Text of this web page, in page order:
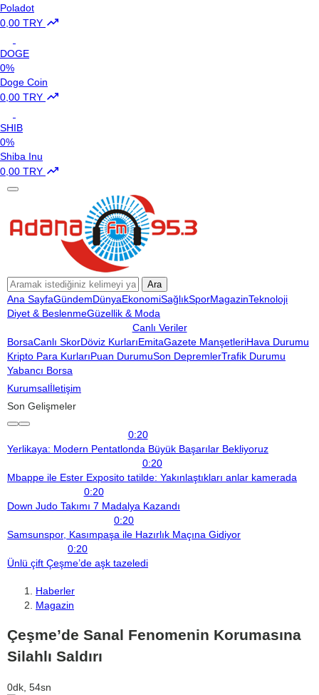
Poladot
0,00 TRY
DOGE
0%
Doge Coin
0,00 TRY
SHIB
0%
Shiba Inu
0,00 TRY
Ara
Ana SayfaGündemDünyaEkonomiSağlıkSporMagazinTeknoloji
Diyet & BeslenmeGüzellik & Moda
Canlı Veriler
BorsaCanlı SkorDöviz KurlarıEmitaGazete ManşetleriHava Durumu
Kripto Para KurlarıPuan DurumuSon DepremlerTrafik Durumu
Yabancı Borsa
Kurumsalİletişim
Son Gelişmeler
0:20
Yerlikaya: Modern Pentatlonda Büyük Başarılar Bekliyoruz
0:20
Mbappe ile Ester Exposito tatilde: Yakınlaştıkları anlar kamerada
0:20
Down Judo Takımı 7 Madalya Kazandı
0:20
Samsunspor, Kasımpaşa ile Hazırlık Maçına Gidiyor
0:20
Ünlü çift Çeşme’de aşk tazeledi
Haberler
Magazin
Çeşme’de Sanal Fenomenin Korumasına
Silahlı Saldırı
0dk, 54sn